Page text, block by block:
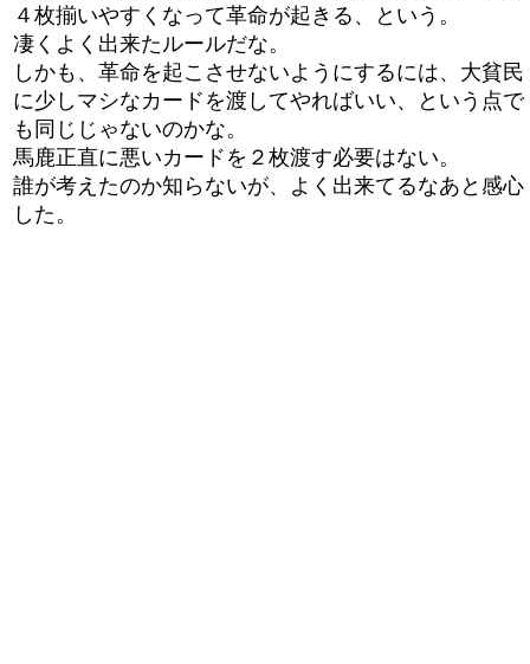
４枚揃いやすくなって革命が起きる、という。
凄くよく出来たルールだな。
しかも、革命を起こさせないようにするには、大貧民
に少しマシなカードを渡してやればいい、という点で
も同じじゃないのかな。
馬鹿正直に悪いカードを２枚渡す必要はない。
誰が考えたのか知らないが、よく出来てるなあと感心
した。